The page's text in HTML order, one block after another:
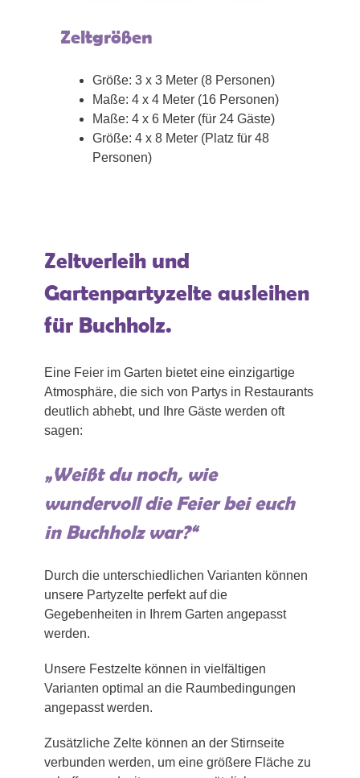
Zeltgrößen
Größe: 3 x 3 Meter (8 Personen)
Maße: 4 x 4 Meter (16 Personen)
Maße: 4 x 6 Meter (für 24 Gäste)
Größe: 4 x 8 Meter (Platz für 48
Personen)
Zeltverleih und
Gartenpartyzelte ausleihen
für Buchholz.
Eine Feier im Garten bietet eine einzigartige
Atmosphäre, die sich von Partys in Restaurants
deutlich abhebt, und Ihre Gäste werden oft
sagen:
„Weißt du noch, wie
wundervoll die Feier bei euch
in Buchholz war?“
Durch die unterschiedlichen Varianten können
unsere Partyzelte perfekt auf die
Gegebenheiten in Ihrem Garten angepasst
werden.
Unsere Festzelte können in vielfältigen
Varianten optimal an die Raumbedingungen
angepasst werden.
Zusätzliche Zelte können an der Stirnseite
verbunden werden, um eine größere Fläche zu